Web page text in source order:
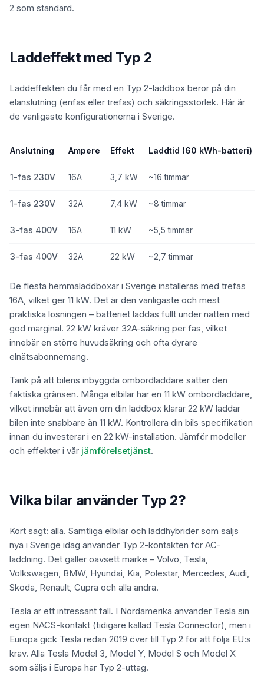
2 som standard.
Laddeffekt med Typ 2
Laddeffekten du får med en Typ 2-laddbox beror på din
elanslutning (enfas eller trefas) och säkringsstorlek. Här är
de vanligaste konfigurationerna i Sverige.
Anslutning Ampere Effekt Laddtid (60 kWh-batteri)
1-fas 230V 16A 3,7 kW ~16 timmar
1-fas 230V 32A 7,4 kW ~8 timmar
3-fas 400V 16A 11 kW ~5,5 timmar
3-fas 400V 32A 22 kW ~2,7 timmar
De flesta hemmaladdboxar i Sverige installeras med trefas
16A, vilket ger 11 kW. Det är den vanligaste och mest
praktiska lösningen – batteriet laddas fullt under natten med
god marginal. 22 kW kräver 32A-säkring per fas, vilket
innebär en större huvudsäkring och ofta dyrare
elnätsabonnemang.
Tänk på att bilens inbyggda ombordladdare sätter den
faktiska gränsen. Många elbilar har en 11 kW ombordladdare,
vilket innebär att även om din laddbox klarar 22 kW laddar
bilen inte snabbare än 11 kW. Kontrollera din bils specifikation
innan du investerar i en 22 kW-installation. Jämför modeller
och effekter i vår jämförelsetjänst.
Vilka bilar använder Typ 2?
Kort sagt: alla. Samtliga elbilar och laddhybrider som säljs
nya i Sverige idag använder Typ 2-kontakten för AC-
laddning. Det gäller oavsett märke – Volvo, Tesla,
Volkswagen, BMW, Hyundai, Kia, Polestar, Mercedes, Audi,
Skoda, Renault, Cupra och alla andra.
Tesla är ett intressant fall. I Nordamerika använder Tesla sin
egen NACS-kontakt (tidigare kallad Tesla Connector), men i
Europa gick Tesla redan 2019 över till Typ 2 för att följa EU:s
krav. Alla Tesla Model 3, Model Y, Model S och Model X
som säljs i Europa har Typ 2-uttag.